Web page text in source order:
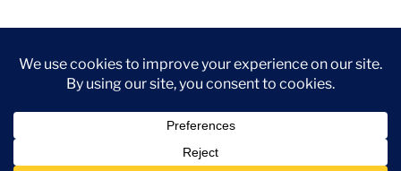
O
ZWIEDZANIE
FLORENCJI
ZWIEDZANIE
TOSKANII
WYCIECZKIKONTAKTNAJCZĘŚCIEJ
ZADAWANE
FOTOGRAF
FLORENCJI
ARTYKUŁY
FLORENCJA
ARTYKUŁY
TOSKANIA